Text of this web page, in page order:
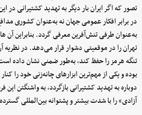
تصور که اگر ایران بار دیگر به تهدید کشتیرانی در
در برابر افکار عمومی جهان نه به‌عنوان کشوری
به‌عنوان طرفی تنش‌آفرین معرفی گردد. بنابراین آن
تهران را در موقعیتی دشوار قرار می‌دهد. در نظریه
تنگه هرمز را حفظ کند، به‌طور ضمنی نشان داده است
بوده و یکی از مهم‌ترین ابزارهای چانه‌زنی خود را
دوباره به تهدید کشتیرانی بازگردد، به واشنگتن
آزادی» را با شدت بیشتر و پشتوانه بین‌المللی